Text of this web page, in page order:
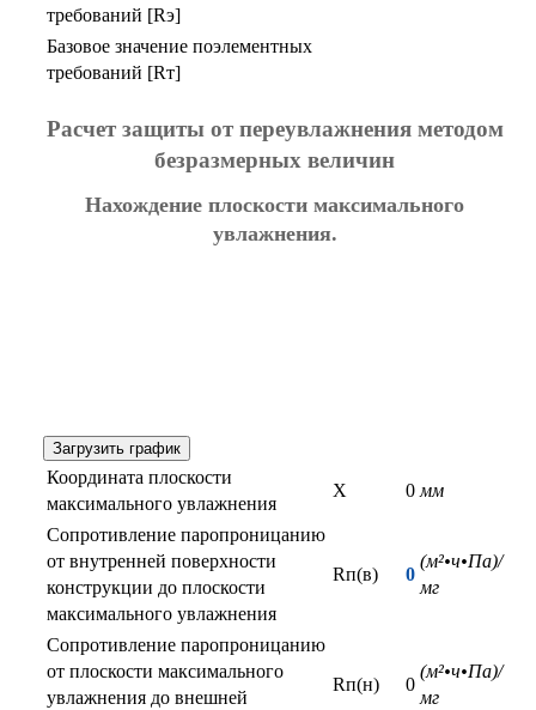
требований [Rэ]
Базовое значение поэлементных
требований [Rт]
Расчет защиты от переувлажнения методом
безразмерных величин
Нахождение плоскости максимального
увлажнения.
Загрузить график
Координата плоскости
максимального увлажнения
X 0 мм
Сопротивление паропроницанию
от внутренней поверхности
конструкции до плоскости
максимального увлажнения
Rп(в) 0
(м²•ч•Па)/
мг
Сопротивление паропроницанию
от плоскости максимального
увлажнения до внешней
Rп(н) 0
(м²•ч•Па)/
мг